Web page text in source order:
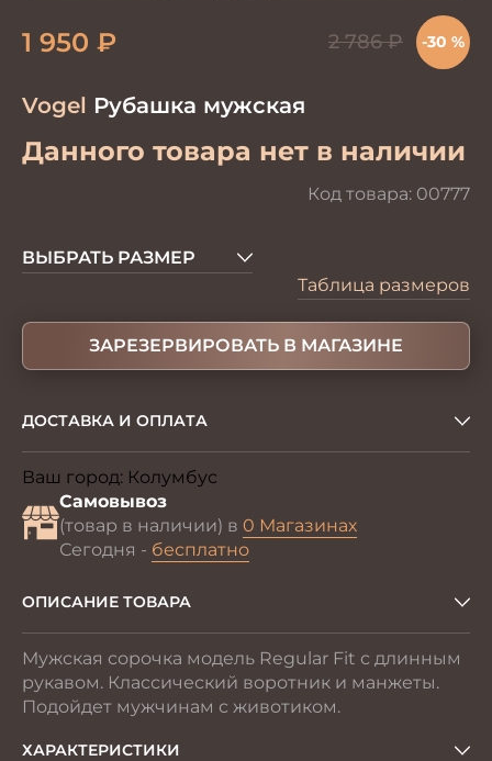
Vogel Рубашка мужская
Данного товара нет в наличии
Код товара: 00777
1 950 ₽ 2 786₽ -30 %
ВЫБРАТЬ РАЗМЕР
Таблица размеров
ЗАРЕЗЕРВИРОВАТЬ В МАГАЗИНЕ
ДОСТАВКА И ОПЛАТА
Ваш город: Колумбус
Самовывоз
(товар в наличии) в 0 Магазинах
Сегодня - бесплатно
ОПИСАНИЕ ТОВАРА
Мужская сорочка модель Regular Fit с длинным
рукавом. Классический воротник и манжеты.
Подойдет мужчинам с животиком.
ХАРАКТЕРИСТИКИ